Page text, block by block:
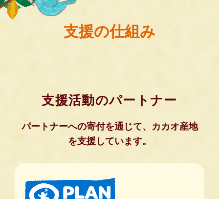
支援の仕組み
支援活動のパートナー
パートナーへの寄付を通じて、カカオ産地
を支援しています。